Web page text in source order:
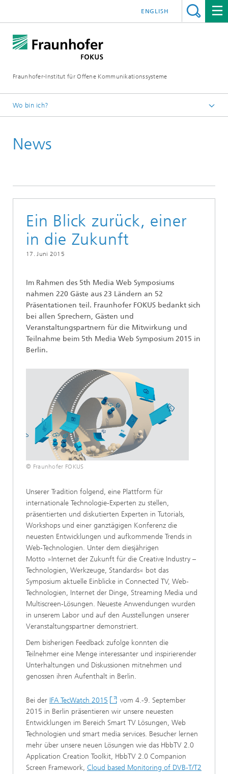
Fraunhofer-Institut für Offene Kommunikationssysteme
ENGLISH
Wo bin ich?
News
Ein Blick zurück, einer
in die Zukunft
17. Juni 2015
Im Rahmen des 5th Media Web Symposiums
nahmen 220 Gäste aus 23 Ländern an 52
Präsentationen teil. Fraunhofer FOKUS bedankt sich
bei allen Sprechern, Gästen und
Veranstaltungspartnern für die Mitwirkung und
Teilnahme beim 5th Media Web Symposium 2015 in
Berlin.
© Fraunhofer FOKUS
Unserer Tradition folgend, eine Plattform für
internationale Technologie-Experten zu stellen,
präsentierten und diskutierten Experten in Tutorials,
Workshops und einer ganztägigen Konferenz die
neuesten Entwicklungen und aufkommende Trends in
Web-Technologien. Unter dem diesjährigen
Motto »Internet der Zukunft für die Creative Industry –
Technologien, Werkzeuge, Standards« bot das
Symposium aktuelle Einblicke in Connected TV, Web-
Technologien, Internet der Dinge, Streaming Media und
Multiscreen-Lösungen. Neueste Anwendungen wurden
in unserem Labor und auf den Ausstellungen unserer
Veranstaltungspartner demonstriert.
Dem bisherigen Feedback zufolge konnten die
Teilnehmer eine Menge interessanter und inspirierender
Unterhaltungen und Diskussionen mitnehmen und
genossen ihren Aufenthalt in Berlin.
Bei der IFA TecWatch 2015
vom 4.-9. September
2015 in Berlin präsentieren wir unsere neuesten
Entwicklungen im Bereich Smart TV Lösungen, Web
Technologien und smart media services. Besucher lernen
mehr über unsere neuen Lösungen wie das HbbTV 2.0
Application Creation Toolkit, HbbTV 2.0 Companion
Screen Framework, Cloud based Monitoring of DVB-T/T2